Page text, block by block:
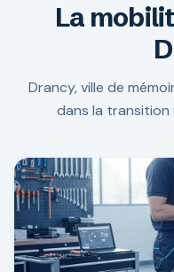
La
Drancy, ville de
dans la transition